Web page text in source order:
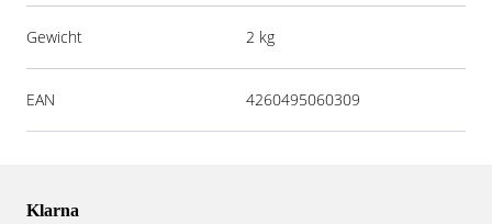
Gewicht 2 kg
EAN 4260495060309
Klarna